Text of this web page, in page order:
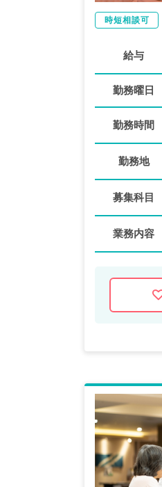
時短相談可
給与
勤務曜日
勤務時間
勤務地
募集科目
業務内容